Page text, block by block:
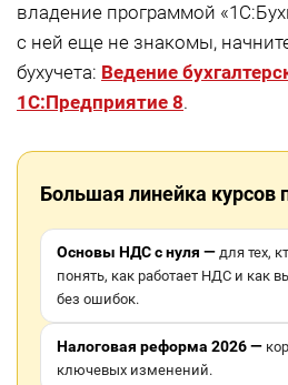
владение программой
с ней еще не знакомы,
бухучета: Ведение
1С:Предприятие 8.
Большая линейка курсов
Основы НДС с нуля — для тех,
понять, как работает НДС и как
без ошибок.
Налоговая реформа 2026 —
ключевых изменений.